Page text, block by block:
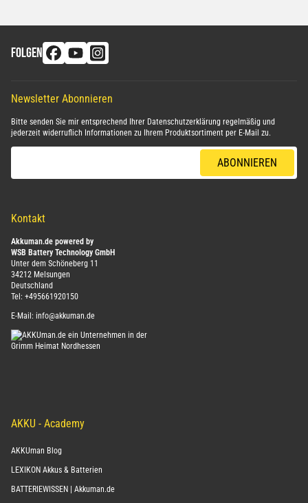
FOLGEN
Newsletter Abonnieren
Bitte senden Sie mir entsprechend Ihrer Datenschutzerklärung regelmäßig und
jederzeit widerruflich Informationen zu Ihrem Produktsortiment per E-Mail zu.
ABONNIEREN
Kontakt
Akkuman.de powered by
WSB Battery Technology GmbH
Unter dem Schöneberg 11
34212 Melsungen
Deutschland
Tel: +495661920150
E-Mail: info@akkuman.de
AKKU - Academy
AKKUman Blog
LEXIKON Akkus & Batterien
BATTERIEWISSEN | Akkuman.de